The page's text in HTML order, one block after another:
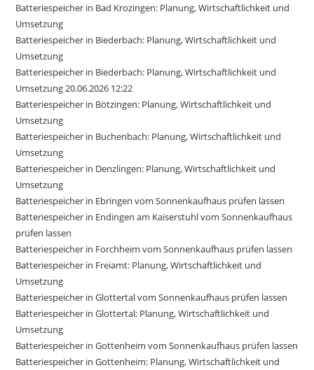
Batteriespeicher in Bad Krozingen: Planung, Wirtschaftlichkeit und
Umsetzung
Batteriespeicher in Biederbach: Planung, Wirtschaftlichkeit und
Umsetzung
Batteriespeicher in Biederbach: Planung, Wirtschaftlichkeit und
Umsetzung 20.06.2026 12:22
Batteriespeicher in Bötzingen: Planung, Wirtschaftlichkeit und
Umsetzung
Batteriespeicher in Buchenbach: Planung, Wirtschaftlichkeit und
Umsetzung
Batteriespeicher in Denzlingen: Planung, Wirtschaftlichkeit und
Umsetzung
Batteriespeicher in Ebringen vom Sonnenkaufhaus prüfen lassen
Batteriespeicher in Endingen am Kaiserstuhl vom Sonnenkaufhaus
prüfen lassen
Batteriespeicher in Forchheim vom Sonnenkaufhaus prüfen lassen
Batteriespeicher in Freiamt: Planung, Wirtschaftlichkeit und
Umsetzung
Batteriespeicher in Glottertal vom Sonnenkaufhaus prüfen lassen
Batteriespeicher in Glottertal: Planung, Wirtschaftlichkeit und
Umsetzung
Batteriespeicher in Gottenheim vom Sonnenkaufhaus prüfen lassen
Batteriespeicher in Gottenheim: Planung, Wirtschaftlichkeit und